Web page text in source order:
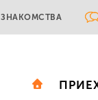
ЗНАКОМСТВА